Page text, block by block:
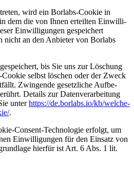
wird ein Borlabs-Cookie in
dem die von Ihnen erteilten Ein­wil­li­
Ein­wil­li­gungen gespei­chert
nicht an den Anbieter von Borlabs
bis Sie uns zur Löschung
selbst löschen oder der Zweck
Zwin­gende gesetz­liche Auf­be­
Details zur Daten­ver­ar­bei­tung
unterhttps://de.borlabs.io/kb/welche-
.
Con­sent-Tech­no­logie erfolgt, um
Ein­wil­li­gungen für den Ein­satz von
hierfür ist Art. 6 Abs. 1 lit.